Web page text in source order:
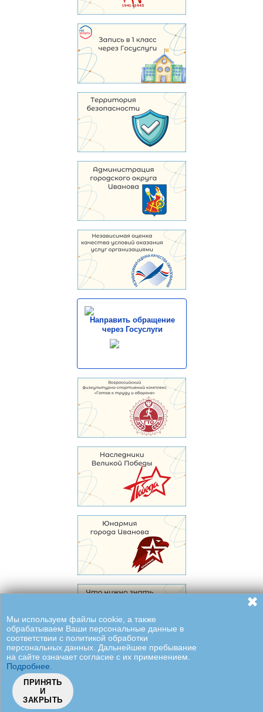
Направить обращение
через Госуслуги
Мы используем файлы cookie, а также
обрабатываем Ваши персональные данные в
соответствии с политикой обработки
персональных данных. Дальнейшее пребывание
на сайте означает согласие с их применением.
Подробнее.
ПРИНЯТЬ
И
ЗАКРЫТЬ
✖